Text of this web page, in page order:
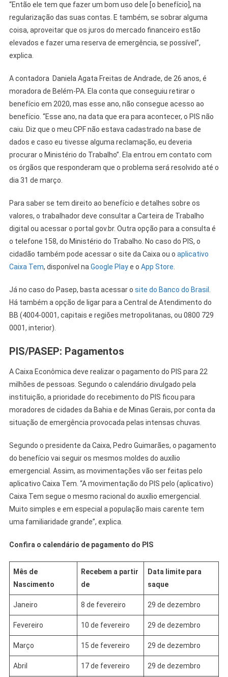
“Então ele tem que fazer um bom uso dele [o benefício], na
regularização das suas contas. E também, se sobrar alguma
coisa, aproveitar que os juros do mercado financeiro estão
elevados e fazer uma reserva de emergência, se possível”,
explica.
A contadora Daniela Agata Freitas de Andrade, de 26 anos, é
moradora de Belém-PA. Ela conta que conseguiu retirar o
benefício em 2020, mas esse ano, não consegue acesso ao
benefício. “Esse ano, na data que era para acontecer, o PIS não
caiu. Diz que o meu CPF não estava cadastrado na base de
dados e caso eu tivesse alguma reclamação, eu deveria
procurar o Ministério do Trabalho”. Ela entrou em contato com
os órgãos que responderam que o problema será resolvido até o
dia 31 de março.
Para saber se tem direito ao benefício e detalhes sobre os
valores, o trabalhador deve consultar a Carteira de Trabalho
digital ou acessar o portal gov.br. Outra opção para a consulta é
o telefone 158, do Ministério do Trabalho. No caso do PIS, o
cidadão também pode acessar o site da Caixa ou o aplicativo
Caixa Tem, disponível naGoogle Playe o App Store.
Já no caso do Pasep, basta acessar o site do Banco do Brasil .
Há também a opção de ligar para a Central de Atendimento do
BB (4004-0001, capitais e regiões metropolitanas, ou 0800 729
0001, interior).
PIS/PASEP: Pagamentos
A Caixa Econômica deve realizar o pagamento do PIS para 22
milhões de pessoas. Segundo o calendário divulgado pela
instituição, a prioridade do recebimento do PIS ficou para
moradores de cidades da Bahia e de Minas Gerais, por conta da
situação de emergência provocada pelas intensas chuvas.
Segundo o presidente da Caixa, Pedro Guimarães, o pagamento
do benefício vai seguir os mesmos moldes do auxílio
emergencial. Assim, as movimentações vão ser feitas pelo
aplicativo Caixa Tem. “A movimentação do PIS pelo (aplicativo)
Caixa Tem segue o mesmo racional do auxílio emergencial.
Muito simples e em especial a população mais carente tem
uma familiaridade grande”, explica.
Confira o calendário de pagamento do PIS
Mês de
Nascimento
Recebem a partir
de
Data limite para
saque
Janeiro 8 de fevereiro 29 de dezembro
Fevereiro 10 de fevereiro 29 de dezembro
Março 15 de fevereiro 29 de dezembro
Abril 17 de fevereiro 29 de dezembro